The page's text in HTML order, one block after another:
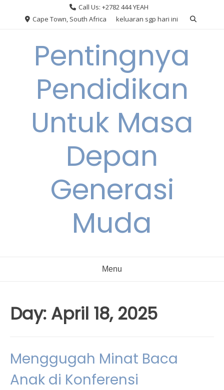
Call Us: +2782 444 YEAH
Cape Town, South Africa
keluaran sgp hari ini
Pentingnya
Pendidikan
Untuk Masa
Depan
Generasi
Muda
Menu
Day: April 18, 2025
Menggugah Minat Baca
Anak di Konferensi